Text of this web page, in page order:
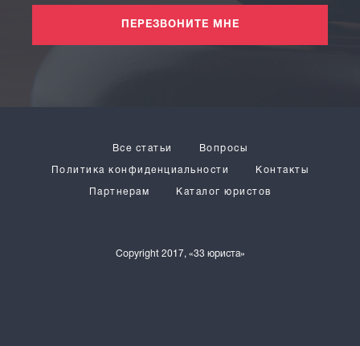
ПЕРЕЗВОНИТЕ МНЕ
Copyright 2017, «33 юриста»
Все статьи Вопросы
Политика конфиденциальности Контакты
Партнерам Каталог юристов